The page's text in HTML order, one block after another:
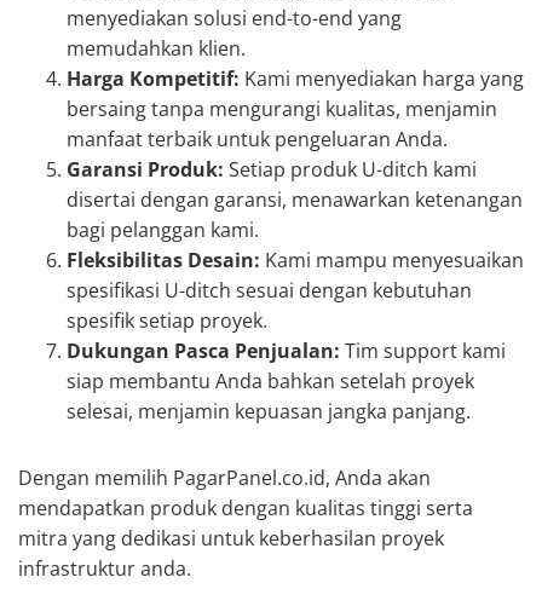
menyediakan solusi end-to-end yang
memudahkan klien.
Harga Kompetitif: Kami menyediakan harga yang
bersaing tanpa mengurangi kualitas, menjamin
manfaat terbaik untuk pengeluaran Anda.
Garansi Produk: Setiap produk U-ditch kami
disertai dengan garansi, menawarkan ketenangan
bagi pelanggan kami.
Fleksibilitas Desain: Kami mampu menyesuaikan
spesifikasi U-ditch sesuai dengan kebutuhan
spesifik setiap proyek.
Dukungan Pasca Penjualan: Tim support kami
siap membantu Anda bahkan setelah proyek
selesai, menjamin kepuasan jangka panjang.
Dengan memilih PagarPanel.co.id, Anda akan
mendapatkan produk dengan kualitas tinggi serta
mitra yang dedikasi untuk keberhasilan proyek
infrastruktur anda.